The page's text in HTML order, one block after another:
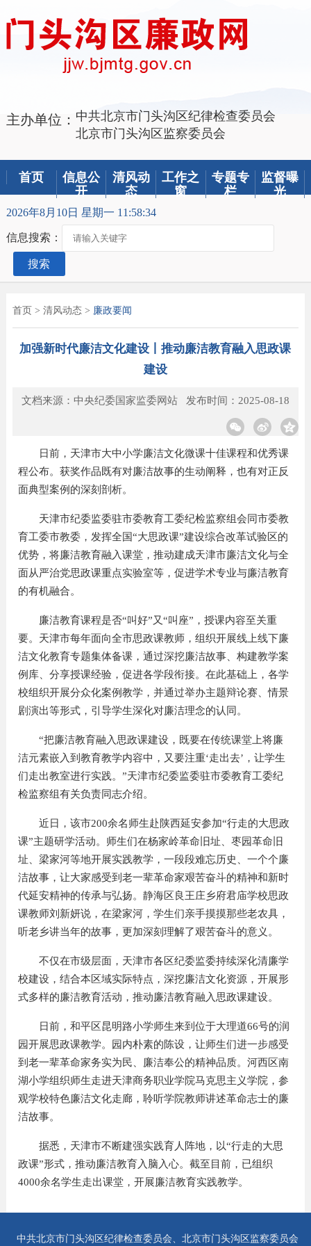
主办单位： 中共北京市门头沟区纪律检查委员会
北京市门头沟区监察委员会
首页
信息公
开
清风动
态
工作之
窗
专题专
栏
监督曝
光
2026年8月10日 星期一 11:58:34
信息搜索：
搜索
首页 > 清风动态> 廉政要闻
加强新时代廉洁文化建设丨推动廉洁教育融入思政课
建设
文档来源：中央纪委国家监委网站 发布时间：2025-08-18
日前，天津市大中小学廉洁文化微课十佳课程和优秀课
程公布。获奖作品既有对廉洁故事的生动阐释，也有对正反
面典型案例的深刻剖析。
天津市纪委监委驻市委教育工委纪检监察组会同市委教
育工委市教委，发挥全国“大思政课”建设综合改革试验区的
优势，将廉洁教育融入课堂，推动建成天津市廉洁文化与全
面从严治党思政课重点实验室等，促进学术专业与廉洁教育
的有机融合。
廉洁教育课程是否“叫好”又“叫座”，授课内容至关重
要。天津市每年面向全市思政课教师，组织开展线上线下廉
洁文化教育专题集体备课，通过深挖廉洁故事、构建教学案
例库、分享授课经验，促进各学段衔接。在此基础上，各学
校组织开展分众化案例教学，并通过举办主题辩论赛、情景
剧演出等形式，引导学生深化对廉洁理念的认同。
“把廉洁教育融入思政课建设，既要在传统课堂上将廉
洁元素嵌入到教育教学内容中，又要注重‘走出去’，让学生
们走出教室进行实践。”天津市纪委监委驻市委教育工委纪
检监察组有关负责同志介绍。
近日，该市200余名师生赴陕西延安参加“行走的大思政
课”主题研学活动。师生们在杨家岭革命旧址、枣园革命旧
址、梁家河等地开展实践教学，一段段难忘历史、一个个廉
洁故事，让大家感受到老一辈革命家艰苦奋斗的精神和新时
代延安精神的传承与弘扬。静海区良王庄乡府君庙学校思政
课教师刘新妍说，在梁家河，学生们亲手摸摸那些老农具，
听老乡讲当年的故事，更加深刻理解了艰苦奋斗的意义。
不仅在市级层面，天津市各区纪委监委持续深化清廉学
校建设，结合本区域实际特点，深挖廉洁文化资源，开展形
式多样的廉洁教育活动，推动廉洁教育融入思政课建设。
日前，和平区昆明路小学师生来到位于大理道66号的润
园开展思政课教学。园内朴素的陈设，让师生们进一步感受
到老一辈革命家务实为民、廉洁奉公的精神品质。河西区南
湖小学组织师生走进天津商务职业学院马克思主义学院，参
观学校特色廉洁文化走廊，聆听学院教师讲述革命志士的廉
洁故事。
据悉，天津市不断建强实践育人阵地，以“行走的大思
政课”形式，推动廉洁教育入脑入心。截至目前，已组织
4000余名学生走出课堂，开展廉洁教育实践教学。
中共北京市门头沟区纪律检查委员会、北京市门头沟区监察委员会